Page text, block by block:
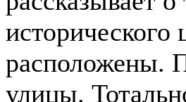
расположены.
улицы.